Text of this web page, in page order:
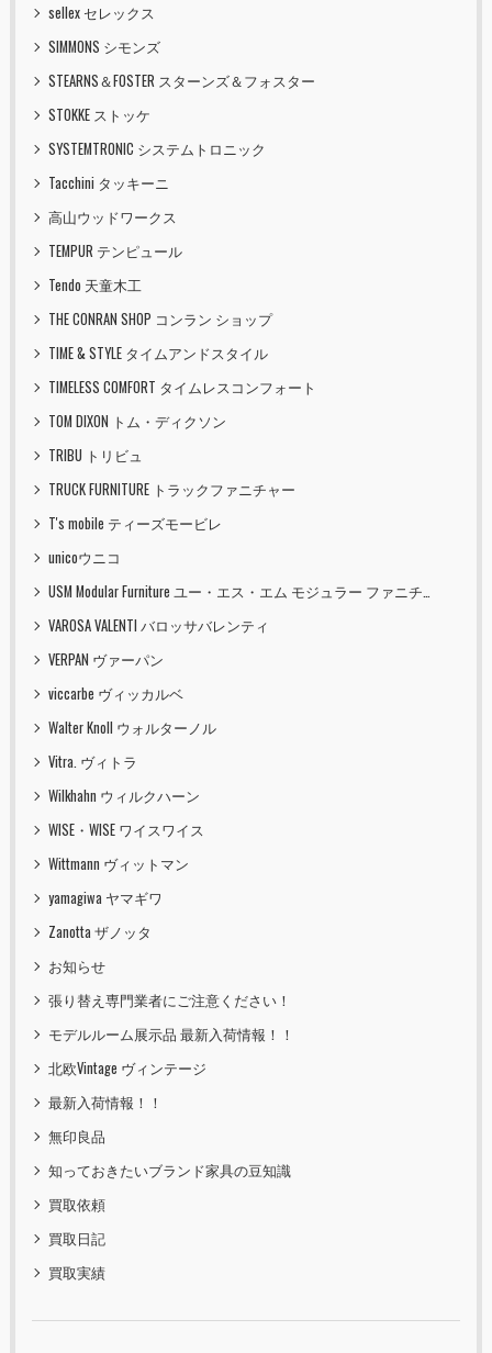
sellex セレックス
SIMMONS シモンズ
STEARNS＆FOSTER スターンズ＆フォスター
STOKKE ストッケ
SYSTEMTRONIC システムトロニック
Tacchini タッキーニ
高山ウッドワークス
TEMPUR テンピュール
Tendo 天童木工
THE CONRAN SHOP コンラン ショップ
TIME & STYLE タイムアンドスタイル
TIMELESS COMFORT タイムレスコンフォート
TOM DIXON トム・ディクソン
TRIBU トリビュ
TRUCK FURNITURE トラックファニチャー
T's mobile ティーズモービレ
unicoウニコ
USM Modular Furniture ユー・エス・エム モジュラー ファニチャー
VAROSA VALENTI バロッサバレンティ
VERPAN ヴァーパン
viccarbe ヴィッカルベ
Walter Knoll ウォルターノル
Vitra. ヴィトラ
Wilkhahn ウィルクハーン
WISE・WISE ワイスワイス
Wittmann ヴィットマン
yamagiwa ヤマギワ
Zanotta ザノッタ
お知らせ
張り替え専門業者にご注意ください！
モデルルーム展示品 最新入荷情報！！
北欧Vintage ヴィンテージ
最新入荷情報！！
無印良品
知っておきたいブランド家具の豆知識
買取依頼
買取日記
買取実績